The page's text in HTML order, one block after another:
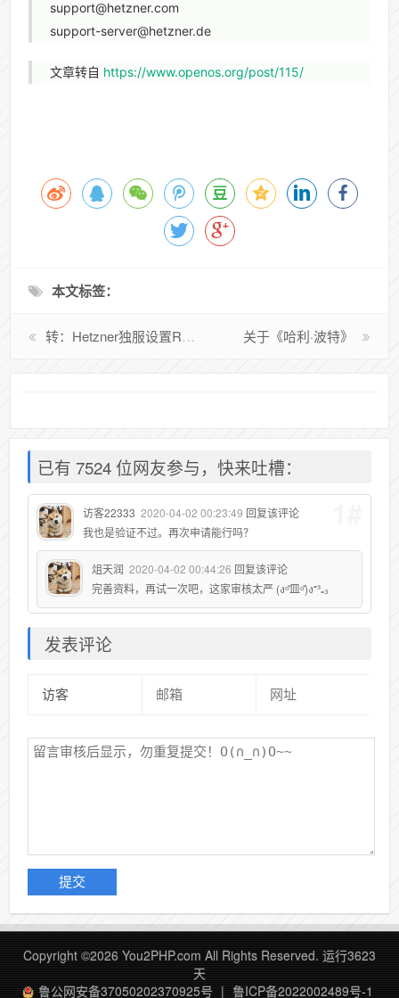
support@hetzner.com
support-server@hetzner.de
文章转自 https://www.openos.org/post/115/
本文标签：
转：Hetzner独服设置RAID和磁盘分区方法 关于《哈利·波特》
已有 7524 位网友参与，快来吐槽：
访客22333 2020-04-02 00:23:49 回复该评论
我也是验证不过。再次申请能行吗？
俎天润 2020-04-02 00:44:26 回复该评论
完善资料，再试一次吧，这家审核太严 (งᵒ̌皿ᵒ̌)ง⁼³₌₃
发表评论
Copyright ©2026 You2PHP.com All Rights Reserved. 运行3623
天
鲁公网安备37050202370925号 | 鲁ICP备2022002489号-1